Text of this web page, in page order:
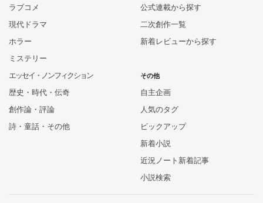
公式連載から探す
二次創作一覧
新着レビューから探す
ラブコメ
現代ドラマ
ホラー
ミステリー
エッセイ・ノンフィクション
歴史・時代・伝奇
創作論・評論
詩・童話・その他
その他
自主企画
人気のタグ
ピックアップ
新着小説
近況ノート新着記事
小説検索